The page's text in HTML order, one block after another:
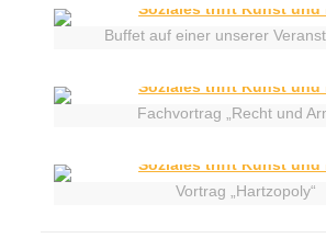
Buffet auf einer unserer
Fachvortrag „Recht und
Vortrag „Hartzopoly“